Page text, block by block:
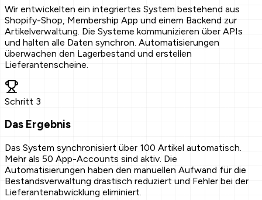
Wir entwickelten ein integriertes System bestehend aus
Shopify-Shop, Membership App und einem Backend zur
Artikelverwaltung. Die Systeme kommunizieren über APIs
und halten alle Daten synchron. Automatisierungen
überwachen den Lagerbestand und erstellen
Lieferantenscheine.
Schritt 3
Das Ergebnis
Das System synchronisiert über 100 Artikel automatisch.
Mehr als 50 App-Accounts sind aktiv. Die
Automatisierungen haben den manuellen Aufwand für die
Bestandsverwaltung drastisch reduziert und Fehler bei der
Lieferantenabwicklung eliminiert.